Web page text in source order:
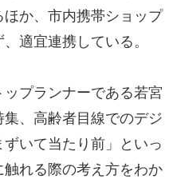
ほか、市内携帯ショップ
適宜連携している。
ップランナーである若宮
、高齢者目線でのデジ
いて当たり前」といっ
れる際の考え方をわか